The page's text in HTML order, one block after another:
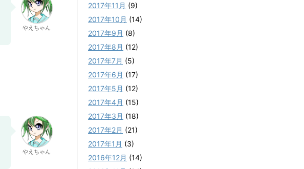
やえちゃん
やえちゃん
2017年11月 (9)
2017年10月 (14)
2017年9月 (8)
2017年8月 (12)
2017年7月 (5)
2017年6月 (17)
2017年5月 (12)
2017年4月 (15)
2017年3月 (18)
2017年2月 (21)
2017年1月 (3)
2016年12月 (14)